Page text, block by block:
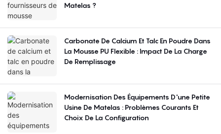
Matelas ?
Carbonate De Calcium Et Talc En Poudre Dans
La Mousse PU Flexible : Impact De La Charge
De Remplissage
Modernisation Des Équipements D'une Petite
Usine De Matelas : Problèmes Courants Et
Choix De La Configuration